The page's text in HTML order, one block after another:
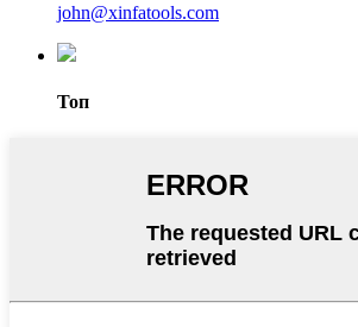
john@xinfatools.com
Топ